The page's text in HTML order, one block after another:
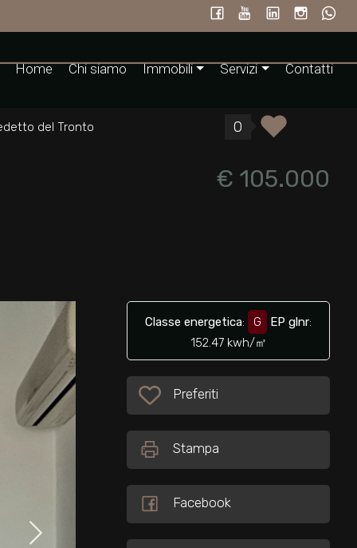
Home Chi siamo Immobili Servizi Contatti
del Tronto 0
€ 105.000
Classe energetica: G EP glnr:
152.47 kwh/㎡
Preferiti: Cod. 34026
Preferiti
Stampa
Facebook